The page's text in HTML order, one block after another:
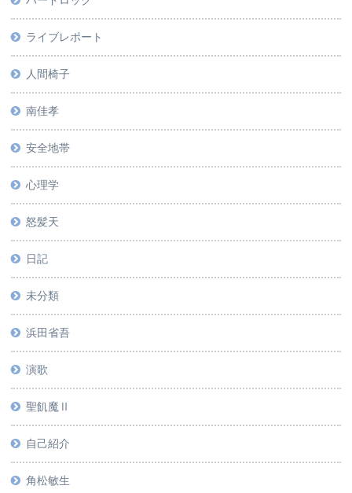
ライブレポート
人間椅子
南佳孝
安全地帯
心理学
怒髪天
日記
未分類
浜田省吾
演歌
聖飢魔Ⅱ
自己紹介
角松敏生